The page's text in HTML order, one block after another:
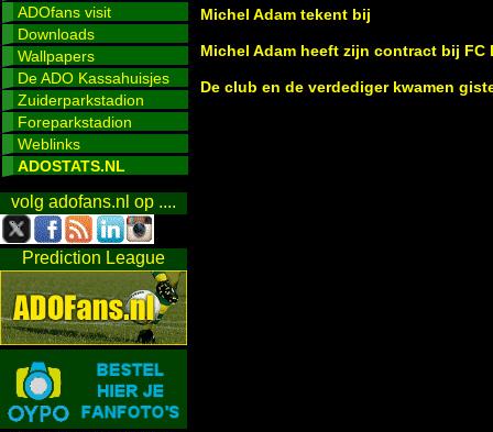
ADOfans visit
Downloads
Wallpapers
De ADO Kassahuisjes
Zuiderparkstadion
Foreparkstadion
Weblinks
ADOSTATS.NL
volg adofans.nl op ....
Prediction League
Michel Adam tekent bij
Michel Adam heeft zijn contract bij FC
De club en de verdediger kwamen